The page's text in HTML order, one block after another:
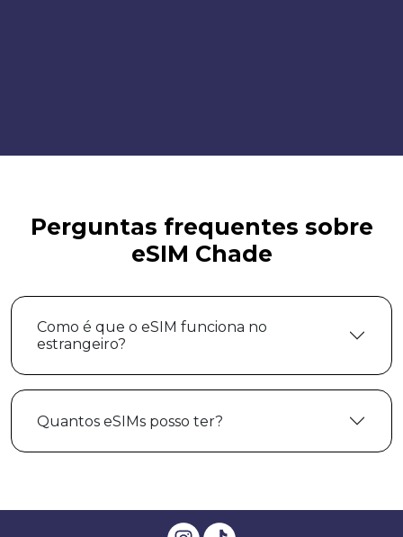
Perguntas frequentes sobre
eSIM Chade
Como é que o eSIM funciona no
estrangeiro?
Quantos eSIMs posso ter?